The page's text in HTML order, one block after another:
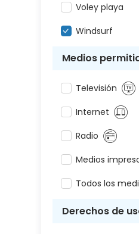
Voley playa
Windsurf
Medios
Televisión
Internet
Radio
Medios
Todos los
Derechos de